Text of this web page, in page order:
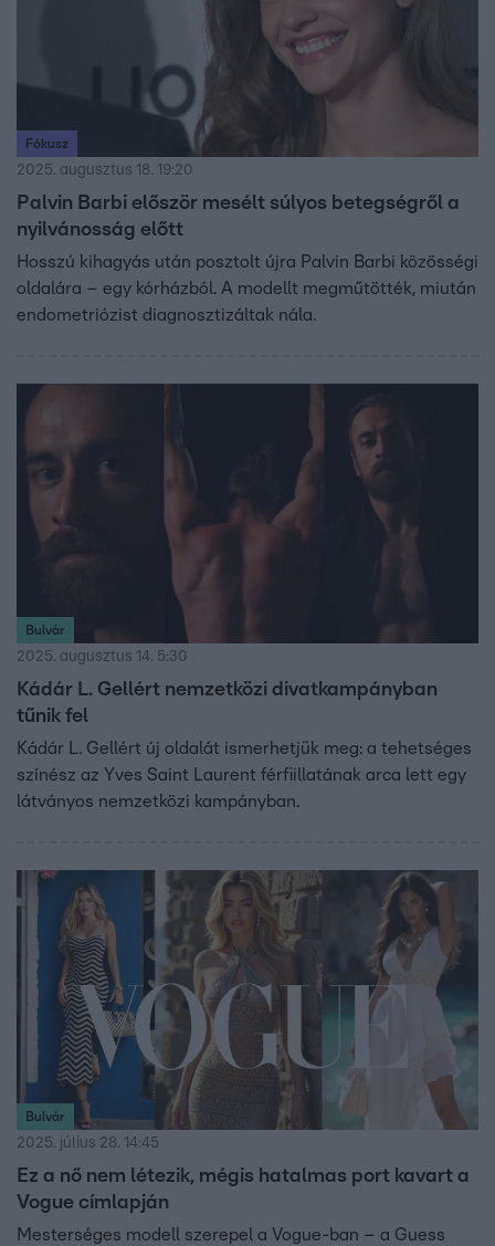
Fókusz
2025. augusztus 18. 19:20
Palvin Barbi először mesélt súlyos betegségről a
nyilvánosság előtt
Hosszú kihagyás után posztolt újra Palvin Barbi közösségi
oldalára – egy kórházból. A modellt megműtötték, miután
endometriózist diagnosztizáltak nála.
Bulvár
2025. augusztus 14. 5:30
Kádár L. Gellért nemzetközi divatkampányban
tűnik fel
Kádár L. Gellért új oldalát ismerhetjük meg: a tehetséges
színész az Yves Saint Laurent férfiillatának arca lett egy
látványos nemzetközi kampányban.
Bulvár
2025. július 28. 14:45
Ez a nő nem létezik, mégis hatalmas port kavart a
Vogue címlapján
Mesterséges modell szerepel a Vogue-ban – a Guess